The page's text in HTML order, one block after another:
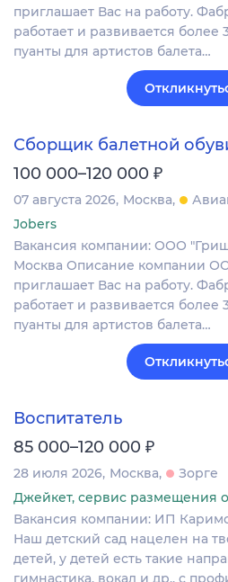
приглашает Вас на работу.
работает и развивается более
пуанты для артистов балета…
Сборщик балетной
100 000–120 000 ₽
07 августа 2026 Москва
Jobers
Вакансия компании: ООО
Москва Описание компании
приглашает Вас на работу.
работает и развивается более
пуанты для артистов балета…
Воспитатель
85 000–120 000 ₽
28 июля 2026 Москва
Зорге
Джейкет, сервис размещения
Вакансия компании: ИП
Наш детский сад нацелен на
детей, у детей есть такие
гимнастика, вокал и др., с